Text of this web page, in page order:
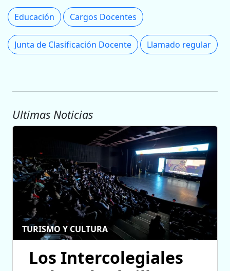
Educación Cargos Docentes
Junta de Clasificación Docente Llamado regular
Ultimas Noticias
TURISMO Y CULTURA
Los Intercolegiales